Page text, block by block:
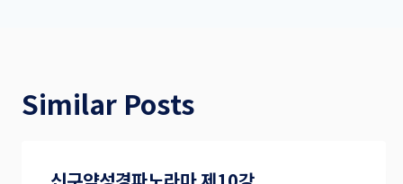
Similar Posts